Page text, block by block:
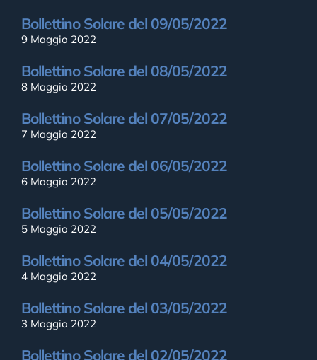
Bollettino Solare del 09/05/2022
9 Maggio 2022
Bollettino Solare del 08/05/2022
8 Maggio 2022
Bollettino Solare del 07/05/2022
7 Maggio 2022
Bollettino Solare del 06/05/2022
6 Maggio 2022
Bollettino Solare del 05/05/2022
5 Maggio 2022
Bollettino Solare del 04/05/2022
4 Maggio 2022
Bollettino Solare del 03/05/2022
3 Maggio 2022
Bollettino Solare del 02/05/2022